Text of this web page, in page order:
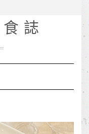
誌